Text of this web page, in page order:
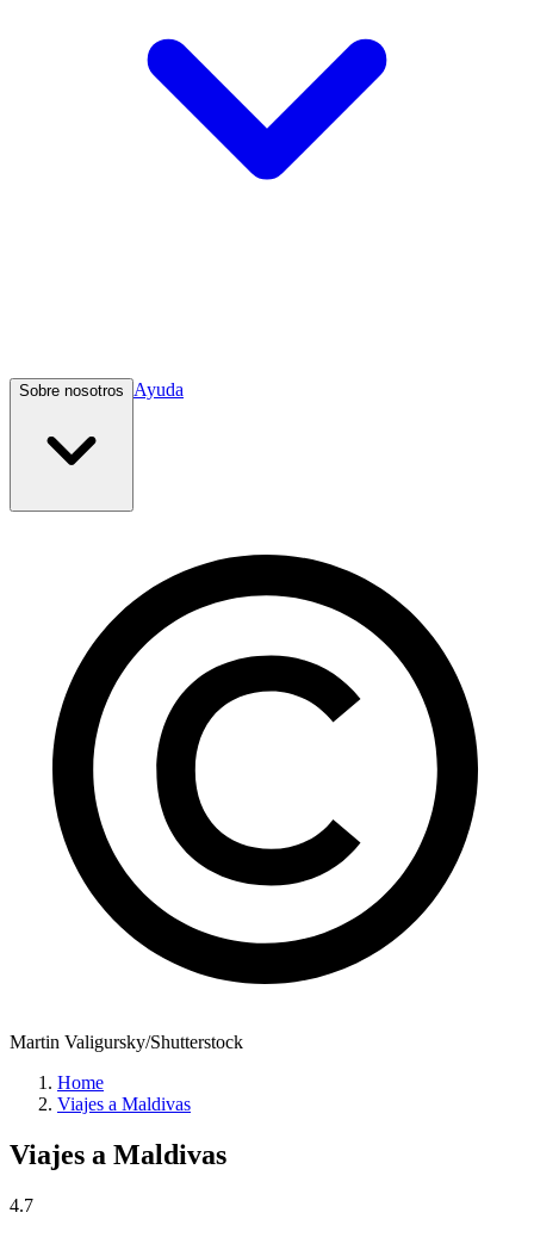
Sobre nosotros Ayuda
Martin Valigursky/Shutterstock
Home
Viajes a Maldivas
Viajes a Maldivas
4.7